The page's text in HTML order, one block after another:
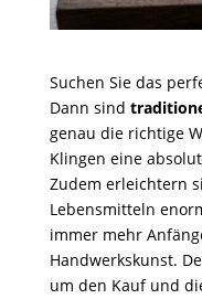
Suchen Sie das
Dann sind
genau die richtige
Klingen eine
Zudem erleichtern
Lebensmitteln
immer mehr
Handwerkskunst.
um den Kauf und